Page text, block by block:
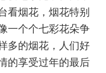
看烟花，烟花特别
一个个七彩花朵争
多的烟花，人们好
的享受过年的最后